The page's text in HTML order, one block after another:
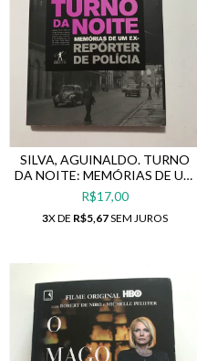
SILVA, AGUINALDO. TURNO
DA NOITE: MEMÓRIAS DE UM
EX-REPÓRTER DE POLÍCIA
R$17,00
3X DE R$5,67SEM JUROS